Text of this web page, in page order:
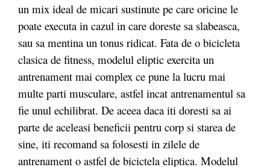
un mix ideal de micari sustinute pe care oricine le
poate executa in cazul in care doreste sa slabeasca,
sau sa mentina un tonus ridicat. Fata de o bicicleta
clasica de fitness, modelul eliptic exercita un
antrenament mai complex ce pune la lucru mai
multe parti musculare, astfel incat antrenamentul sa
fie unul echilibrat. De aceea daca iti doresti sa ai
parte de aceleasi beneficii pentru corp si starea de
sine, iti recomand sa folosesti in zilele de
antrenament o astfel de bicictela eliptica. Modelul